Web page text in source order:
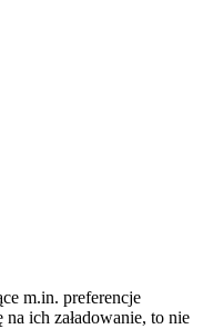
m.in. preferencje
ich załadowanie, to nie